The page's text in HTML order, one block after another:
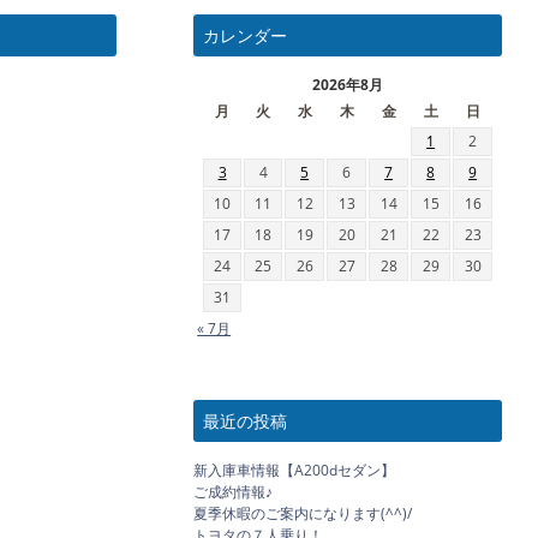
カレンダー
2026年8月
月
火 水 木 金 土
日
1
2
3
4 5 6 7 8
9
10
11 12 13 14 15
16
17
18 19 20 21 22
23
24
25 26 27 28 29
30
31
« 7月
最近の投稿
新入庫車情報【A200dセダン】
ご成約情報♪
夏季休暇のご案内になります(^^)/